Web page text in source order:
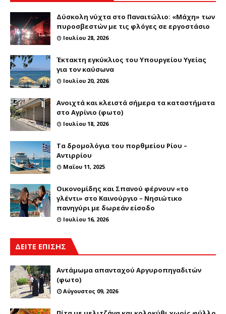
Δύσκολη νύχτα στο Παναιτώλιο: «Μάχη» των
πυροσβεστών με τις φλόγες σε εργοστάσιο
Ιουλίου 28, 2026
Έκτακτη εγκύκλιος του Υπουργείου Υγείας
για τον καύσωνα
Ιουλίου 20, 2026
Ανοιχτά και κλειστά σήμερα τα καταστήματα
στο Αγρίνιο (φωτο)
Ιουλίου 18, 2026
Τα δρομολόγια του πορθμείου Ρίου –
Αντιρρίου
Μαΐου 11, 2025
Οικονομίδης και Σπανού φέρνουν «το
γλέντι» στο Καινούργιο – Νησιώτικο
πανηγύρι με δωρεάν είσοδο
Ιουλίου 16, 2026
ΔΕΙΤΕ ΕΠΙΣΗΣ
Αντάμωμα απανταχού Αργυροπηγαδιτών
(φωτο)
Αύγουστος 09, 2026